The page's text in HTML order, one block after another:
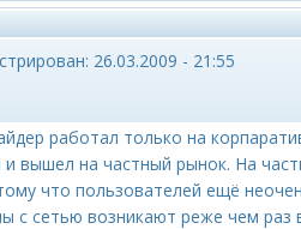
26.03.2009 - 21:55
работал только на
и вышел на частный рынок. На
что пользователей ещё
с сетью возникают реже чем раз